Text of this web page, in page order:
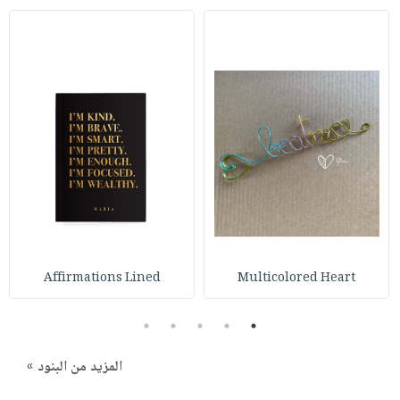
Multicolored Heart
Affirmations Lined
1
2
3
4
5
المزيد من البنود »